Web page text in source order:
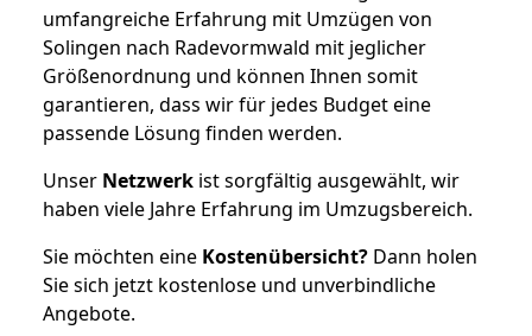
umfangreiche Erfahrung mit Umzügen von
Solingen nach Radevormwald mit jeglicher
Größenordnung und können Ihnen somit
garantieren, dass wir für jedes Budget eine
passende Lösung finden werden.
Unser Netzwerk ist sorgfältig ausgewählt, wir
haben viele Jahre Erfahrung im Umzugsbereich.
Sie möchten eine Kostenübersicht? Dann holen
Sie sich jetzt kostenlose und unverbindliche
Angebote.